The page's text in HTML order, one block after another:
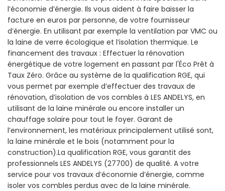
l’économie d’énergie. Ils vous aident à faire baisser la
facture en euros par personne, de votre fournisseur
d’énergie. En utilisant par exemple la ventilation par VMC ou
la laine de verre écologique et l’isolation thermique. Le
financement des travaux : Effectuer la rénovation
énergétique de votre logement en passant par l'Éco Prêt à
Taux Zéro. Grâce au système de la qualification RGE, qui
vous permet par exemple d’effectuer des travaux de
rénovation, d’isolation de vos combles à LES ANDELYS, en
utilisant de la laine minérale ou encore installer un
chauffage solaire pour tout le foyer. Garant de
l’environnement, les matériaux principalement utilisé sont,
la laine minérale et le bois (notamment pour la
construction).La qualification RGE, vous garantit des
professionnels LES ANDELYS (27700) de qualité. A votre
service pour vos travaux d’économie d’énergie, comme
isoler vos combles perdus avec de la laine minérale.